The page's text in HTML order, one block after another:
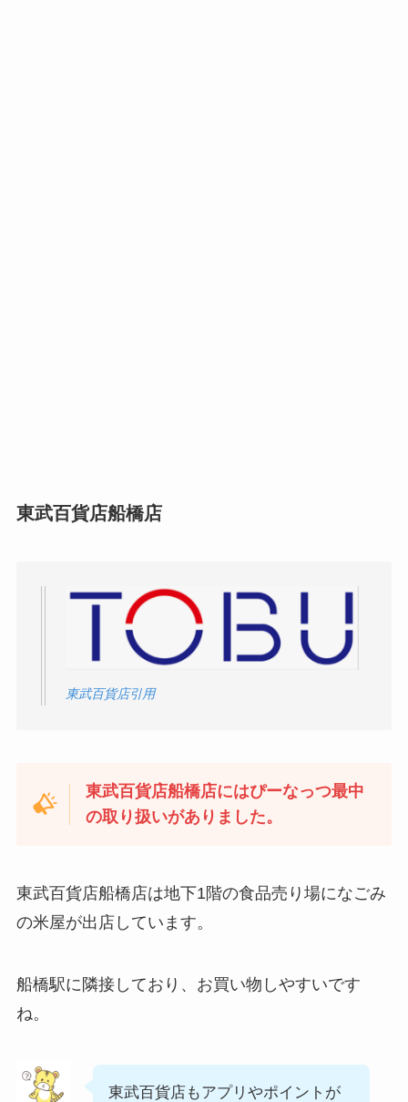
東武百貨店船橋店
東武百貨店引用
東武百貨店船橋店にはぴーなっつ最中
の取り扱いがありました。
東武百貨店船橋店は地下1階の食品売り場になごみ
の米屋が出店しています。
船橋駅に隣接しており、お買い物しやすいです
ね。
東武百貨店もアプリやポイントが